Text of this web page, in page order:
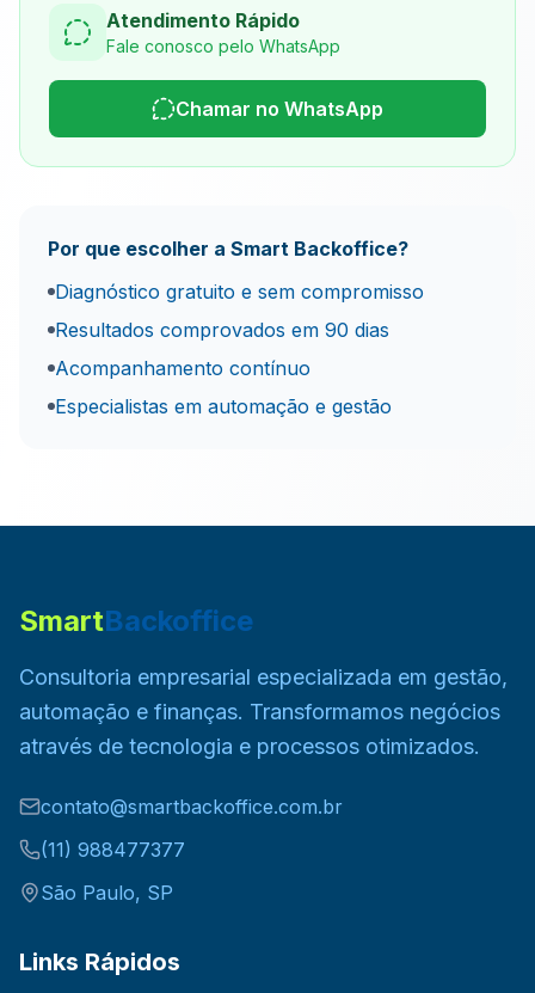
Atendimento Rápido
Fale conosco pelo WhatsApp
Chamar no WhatsApp
Por que escolher a Smart Backoffice?
Diagnóstico gratuito e sem compromisso
Resultados comprovados em 90 dias
Acompanhamento contínuo
Especialistas em automação e gestão
SmartBackoffice
Consultoria empresarial especializada em gestão,
automação e finanças. Transformamos negócios
através de tecnologia e processos otimizados.
contato@smartbackoffice.com.br
(11) 988477377
São Paulo, SP
Links Rápidos